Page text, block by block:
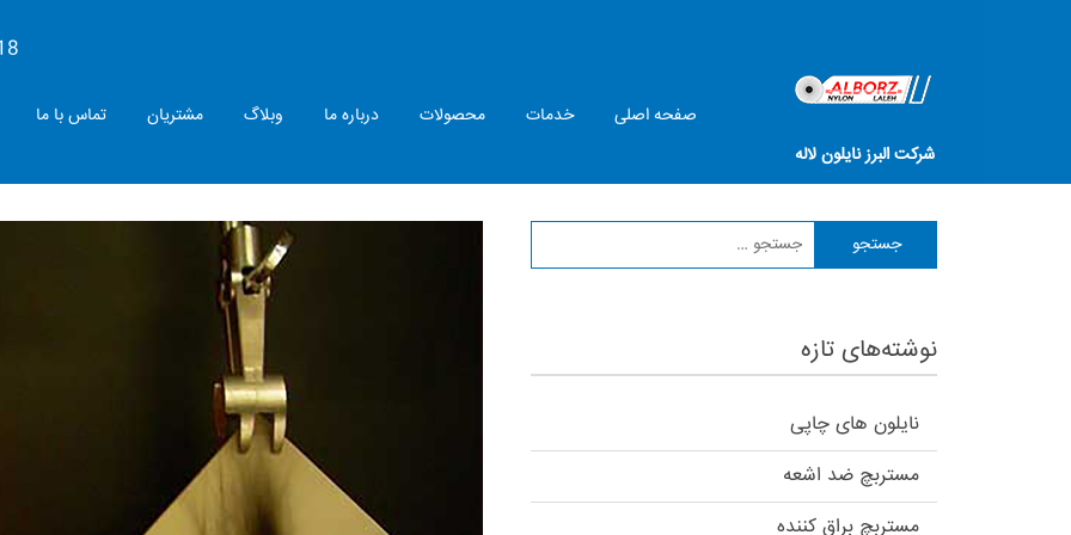
شرکت البرز نایلون لاله
صفحه اصلی خدمات محصولات درباره ما وبلاگ مشتریان تماس با ما
نوشته‌های تازه
نایلون های چاپی
مستربچ ضد اشعه
مستربچ براق كننده